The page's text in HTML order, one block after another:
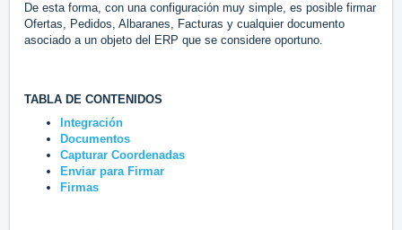
De esta forma, con una configuración muy simple, es posible firmar
Ofertas, Pedidos, Albaranes, Facturas y cualquier documento
asociado a un objeto del ERP que se considere oportuno.
TABLA DE CONTENIDOS
Integración
Documentos
Capturar Coordenadas
Enviar para Firmar
Firmas